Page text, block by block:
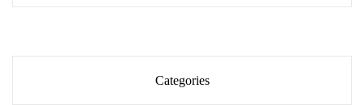
Categories